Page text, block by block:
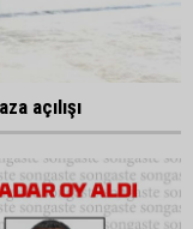
açılışı